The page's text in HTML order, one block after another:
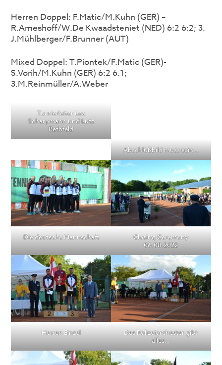
Herren Doppel: F.Matic/M.Kuhn (GER) –
R.Ameshoff/W.De Kwaadsteniet (NED) 6:2 6:2; 3.
J.Mühlberger/F.Brunner (AUT)
Mixed Doppel: T.Piontek/F.Matic (GER)-
S.Vorih/M.Kuhn (GER) 6:2 6.1;
3.M.Reinmüller/A.Weber
Turnierleiter Lea
Scharpmann und Lutz
Rethfeld
Abschlußbild muss sein…
Die deutsche Mannschaft
Closing Ceremony
06.08.2022
Herren Einzel
Das Polizeiorchester gibt
alles…